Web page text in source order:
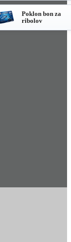
Poklon bon za
ribolov